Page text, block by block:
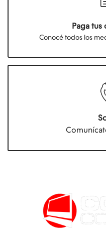
Paga tus
Conocé todos los